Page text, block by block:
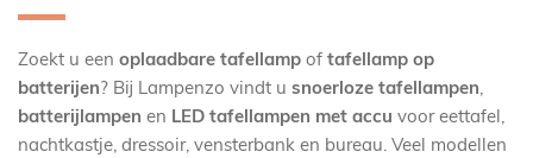
Zoekt u een oplaadbare tafellamp of tafellamp op
batterijen? Bij Lampenzo vindt u snoerloze tafellampen,
batterijlampen en LED tafellampen met accu voor eettafel,
nachtkastje, dressoir, vensterbank en bureau. Veel modellen